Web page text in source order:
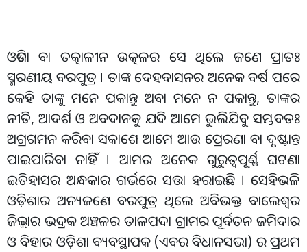
ଓଡିଶା ବା ତତ୍କାଳୀନ ଉତ୍କଳର ସେ ଥିଲେ ଜଣେ ପ୍ରାତଃ
ସ୍ମରଣୀୟ ବରପୁତ୍ର । ତାଙ୍କ ଦେହବାସନର ଅନେକ ବର୍ଷ ପରେ
କେହି ତାଙ୍କୁ ମନେ ପକାନ୍ତୁ ଅବା ମନେ ନ ପକାନ୍ତୁ, ତାଙ୍କର
ନୀତି, ଆଦର୍ଶ ଓ ଅବଦାନକୁ ଯଦି ଆମେ ଭୁଲିଯିବୁ ସମ୍ଭବତଃ
ଅଗ୍ରଗମନ କରିବା ସକାଶେ ଆମେ ଆଉ ପ୍ରେରଣା ବା ଦୃଷ୍ଟାନ୍ତ
ପାଇପାରିବା ନାହିଁ । ଆମର ଅନେକ ଗୁରୁତ୍ବପୂର୍ଣ୍ଣ ଘଟଣା
ଇତିହାସର ଅନ୍ଧକାର ଗର୍ଭରେ ସତ୍ତା ହରାଇଛି । ସେହିଭଳି
ଓଡ଼ିଶାର ଅନ୍ୟଜଣେ ବରପୁତ୍ର ଥିଲେ ଅବିଭକ୍ତ ବାଲେଶ୍ବର
ଜିଲ୍ଲାର ଭଦ୍ରକ ଅଞ୍ଚଳର ତାଳପଦା ଗ୍ରାମର ପୂର୍ବତନ ଜମିଦାର
ଓ ବିହାର ଓଡ଼ିଶା ବ୍ୟବସ୍ଥାପକ (ଏବର ବିଧାନସଭା) ର ପ୍ରଥମ